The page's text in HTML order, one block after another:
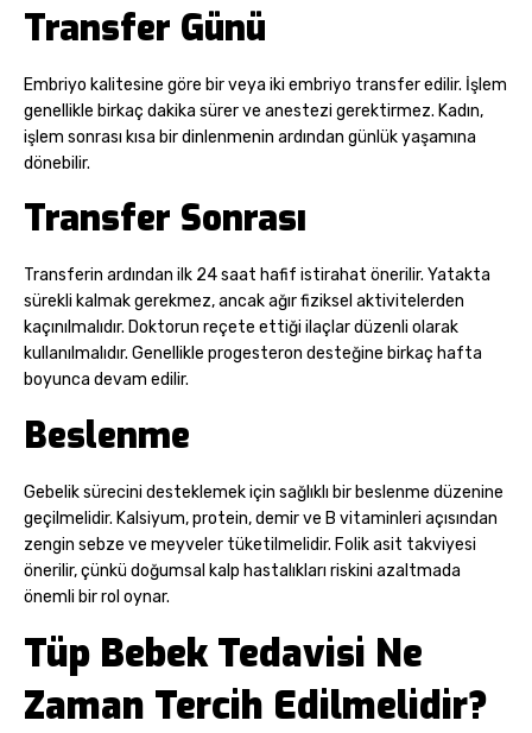
Transfer Günü
Embriyo kalitesine göre bir veya iki embriyo transfer edilir. İşlem
genellikle birkaç dakika sürer ve anestezi gerektirmez. Kadın,
işlem sonrası kısa bir dinlenmenin ardından günlük yaşamına
dönebilir.
Transfer Sonrası
Transferin ardından ilk 24 saat hafif istirahat önerilir. Yatakta
sürekli kalmak gerekmez, ancak ağır fiziksel aktivitelerden
kaçınılmalıdır. Doktorun reçete ettiği ilaçlar düzenli olarak
kullanılmalıdır. Genellikle progesteron desteğine birkaç hafta
boyunca devam edilir.
Beslenme
Gebelik sürecini desteklemek için sağlıklı bir beslenme düzenine
geçilmelidir. Kalsiyum, protein, demir ve B vitaminleri açısından
zengin sebze ve meyveler tüketilmelidir. Folik asit takviyesi
önerilir, çünkü doğumsal kalp hastalıkları riskini azaltmada
önemli bir rol oynar.
Tüp Bebek Tedavisi Ne
Zaman Tercih Edilmelidir?